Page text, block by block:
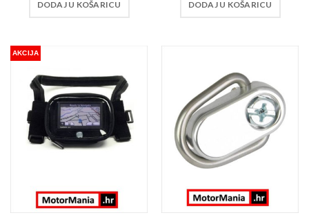
DODAJ U KOŠARICU DODAJ U KOŠARICU
AKCIJA